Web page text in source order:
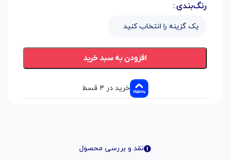
رنگ‌بندی
افزودن به سبد خرید
خرید در ۴ قسط
نقد و بررسی محصول